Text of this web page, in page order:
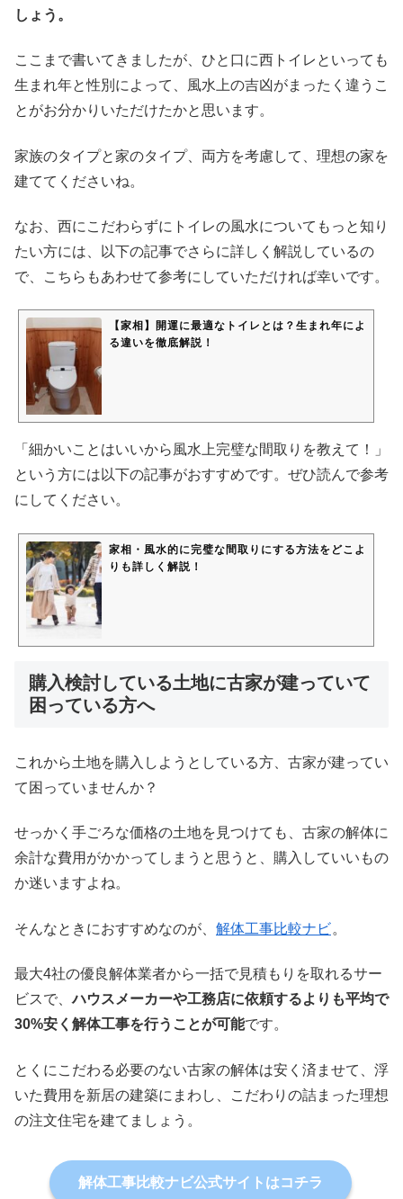
しょう。
ここまで書いてきましたが、ひと口に西トイレといっても
生まれ年と性別によって、風水上の吉凶がまったく違うこ
とがお分かりいただけたかと思います。
家族のタイプと家のタイプ、両方を考慮して、理想の家を
建ててくださいね。
なお、西にこだわらずにトイレの風水についてもっと知り
たい方には、以下の記事でさらに詳しく解説しているの
で、こちらもあわせて参考にしていただければ幸いです。
【家相】開運に最適なトイレとは？生まれ年によ
る違いを徹底解説！
「細かいことはいいから風水上完璧な間取りを教えて！」
という方には以下の記事がおすすめです。ぜひ読んで参考
にしてください。
家相・風水的に完璧な間取りにする方法をどこよ
りも詳しく解説！
購入検討している土地に古家が建っていて
困っている方へ
これから土地を購入しようとしている方、古家が建ってい
て困っていませんか？
せっかく手ごろな価格の土地を見つけても、古家の解体に
余計な費用がかかってしまうと思うと、購入していいもの
か迷いますよね。
そんなときにおすすめなのが、 解体工事比較ナビ。
最大4社の優良解体業者から一括で見積もりを取れるサー
ビスで、ハウスメーカーや工務店に依頼するよりも平均で
30%安く解体工事を行うことが可能です。
とくにこだわる必要のない古家の解体は安く済ませて、浮
いた費用を新居の建築にまわし、こだわりの詰まった理想
の注文住宅を建てましょう。
解体工事比較ナビ公式サイトはコチラ